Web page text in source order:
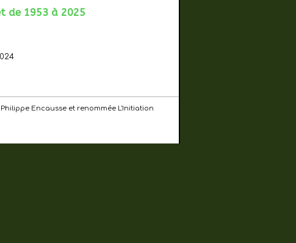
de 1953 à 2025
Philippe Encausse et renommée L'Initiation